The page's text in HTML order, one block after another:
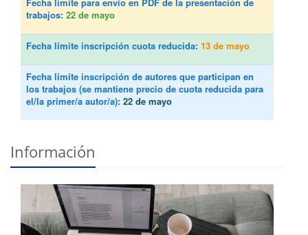
trabajos: 22 de mayo
Fecha límite inscripción cuota reducida: 13 de mayo
Fecha límite inscripción de autores que participan en
los trabajos (se mantiene precio de cuota reducida para
el/la primer/a autor/a): 22 de mayo
Información